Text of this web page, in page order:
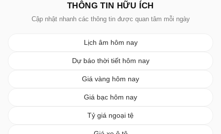
THÔNG TIN HỮU ÍCH
Cập nhật nhanh các thông tin được quan tâm mỗi ngày
Lịch âm hôm nay
Dự báo thời tiết hôm nay
Giá vàng hôm nay
Giá bạc hôm nay
Tỷ giá ngoại tệ